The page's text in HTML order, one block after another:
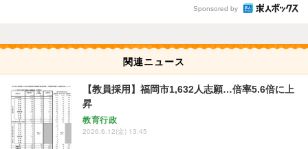
Sponsored by
関連ニュース
【教員採用】福岡市1,632人志願…倍率5.6倍に上
昇
教育行政
2026.6.12(金) 13:45